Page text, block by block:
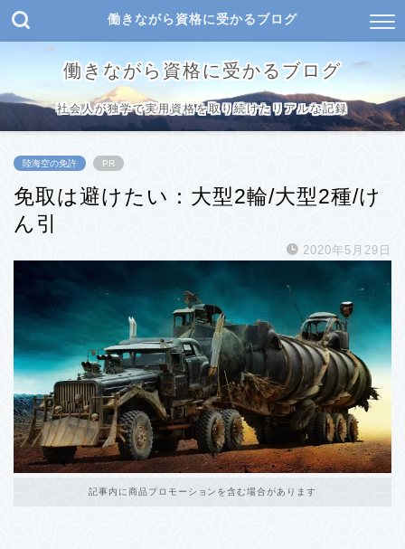
働きながら資格に受かるブログ
働きながら資格に受かるブログ
社会人が独学で実用資格を取り続けたリアルな記録
陸海空の免許 PR
免取は避けたい：大型2輪/大型2種/け
ん引
2020年5月29日
記事内に商品プロモーションを含む場合があります